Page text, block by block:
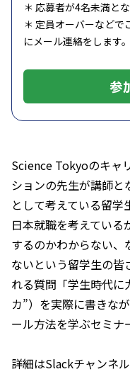
＊ 応募者が4名未満と
＊ 定員オーバーなど
にメール連絡をします。
参
Science Tokyoのキャ
ションの先生が講師と
として考えている留
日本就職を考えてい
するのかわからない、
ないという留学生の
れる質問「学生時代に
カ”）を実際に書きな
ール方法を学ぶセミナ
詳細はSlackチャンネル